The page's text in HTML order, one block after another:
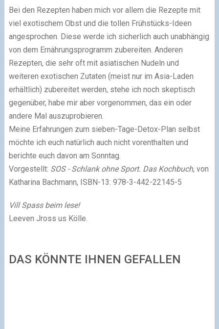
Bei den Rezepten haben mich vor allem die Rezepte mit
viel exotischem Obst und die tollen Frühstücks-Ideen
angesprochen. Diese werde ich sicherlich auch unabhängig
von dem Ernährungsprogramm zubereiten. Anderen
Rezepten, die sehr oft mit asiatischen Nudeln und
weiteren exotischen Zutaten (meist nur im Asia-Laden
erhältlich) zubereitet werden, stehe ich noch skeptisch
gegenüber, habe mir aber vorgenommen, das ein oder
andere Mal auszuprobieren.
Meine Erfahrungen zum sieben-Tage-Detox-Plan selbst
möchte ich euch natürlich auch nicht vorenthalten und
berichte euch davon am Sonntag.
Vorgestellt: SOS - Schlank ohne Sport. Das Kochbuch, von
Katharina Bachmann, ISBN-13: 978-3-442-22145-5
Vill Spass beim lese!
Leeven Jross us Kölle.
DAS KÖNNTE IHNEN GEFALLEN